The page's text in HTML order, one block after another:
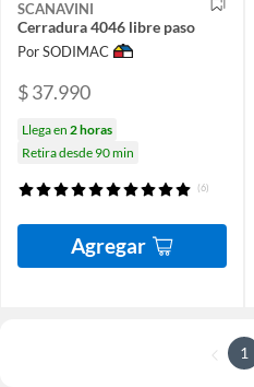
SCANAVINI
Cerradura 4046 libre paso
Por SODIMAC
$ 37.990
Llega en 2 horas
Retira desde 90 min
(6)
Agregar
1